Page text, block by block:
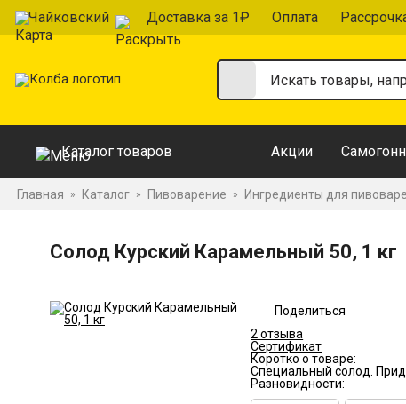
Чайковский Доставка за 1₽ Оплата
Каталог товаров Акции
Главная » Каталог » Пивоварение » Ингредиенты для
Солод Курский Карамельный 50, 1 кг
Поделиться
2 отзыва
Сертификат
Коротко о товаре:
Специальный солод.
Разновидности: